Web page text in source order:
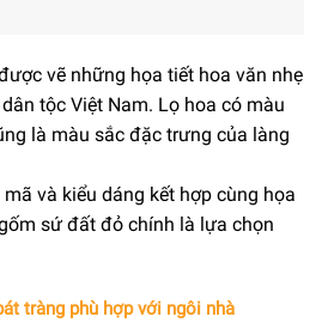
vẽ những họa tiết hoa văn nhẹ
tộc Việt Nam. Lọ hoa có màu
là màu sắc đặc trưng của làng
và kiểu dáng kết hợp cùng họa
sứ đất đỏ chính là lựa chọn
tràng phù hợp với ngôi nhà